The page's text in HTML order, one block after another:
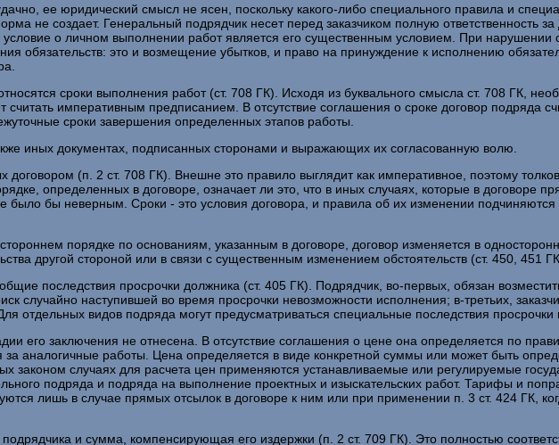
ее юридический смысл не ясен, поскольку какого-либо специального правила и
не создает. Генеральный подрядчик несет перед заказчиком полную ответственность за
о личном выполнении работ является его существенным условием. При нарушении
обязательств: это и возмещение убытков, и право на принуждение к исполнению
сроки выполнения работ (ст. 708 ГК). Исходя из буквального смысла ст. 708 ГК,
императивным предписанием. В отсутствие соглашения о сроке договор подряда
сроки завершения определенных этапов работы.
иных документах, подписанных сторонами и выражающих их согласованную волю.
(п. 2 ст. 708 ГК). Внешне это правило выглядит как императивное, поэтому
определенных в договоре, означает ли это, что в иных случаях, которые в договоре
было бы неверным. Сроки - это условия договора, и правила об их изменении
порядке по основаниям, указанным в договоре, договор изменяется в
другой стороной или в связи с существенным изменением обстоятельств (ст. 450, 451
последствия просрочки должника (ст. 405 ГК). Подрядчик, во-первых, обязан возместить
случайно наступившей во время просрочки невозможности исполнения; в-третьих,
отдельных видов подряда могут предусматриваться специальные последствия просрочки
его заключения не отнесена. В отсутствие соглашения о цене она определяется по
за аналогичные работы. Цена определяется в виде конкретной суммы или может быть
законом случаях для расчета цен применяются устанавливаемые или регулируемые
подряда и подряда на выполнение проектных и изыскательских работ. Тарифы и
лишь в случае прямых отсылок в договоре к ним или при применении п. 3 ст. 424 ГК,
и сумма, компенсирующая его издержки (п. 2 ст. 709 ГК). Это полностью